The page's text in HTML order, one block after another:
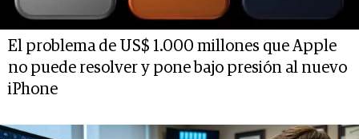
El problema de US$ 1.000 millones que Apple
no puede resolver y pone bajo presión al nuevo
iPhone